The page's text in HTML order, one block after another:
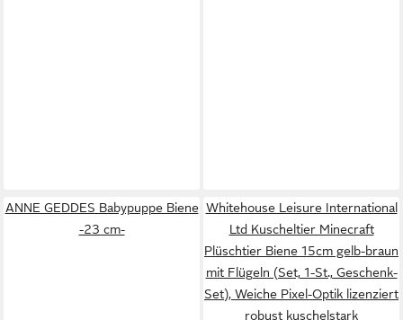
ANNE GEDDES Babypuppe Biene
-23 cm-
Whitehouse Leisure International
Ltd Kuscheltier Minecraft
Plüschtier Biene 15cm gelb-braun
mit Flügeln (Set, 1-St., Geschenk-
Set), Weiche Pixel-Optik lizenziert
robust kuschelstark